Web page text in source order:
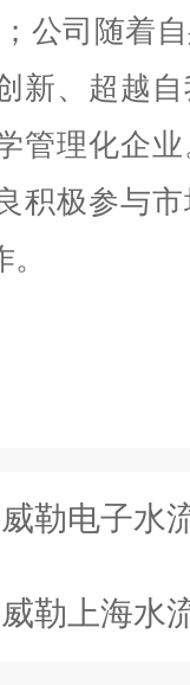
公司随着
新、超越
管理化企
积极参与
勒电子水
勒上海水